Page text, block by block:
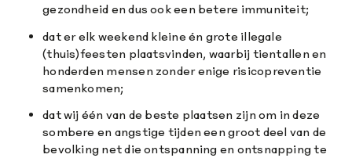
gezondheid en dus ook een betere immuniteit;
dat er elk weekend kleine én grote illegale
(thuis)feesten plaatsvinden, waarbij tientallen en
honderden mensen zonder enige risicopreventie
samenkomen;
dat wij één van de beste plaatsen zijn om in deze
sombere en angstige tijden een groot deel van de
bevolking net die ontspanning en ontsnapping te